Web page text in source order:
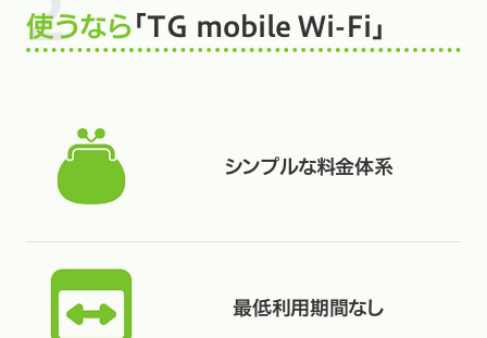
使うなら「TG mobile Wi-Fi」
シンプルな料金体系
最低利用期間なし